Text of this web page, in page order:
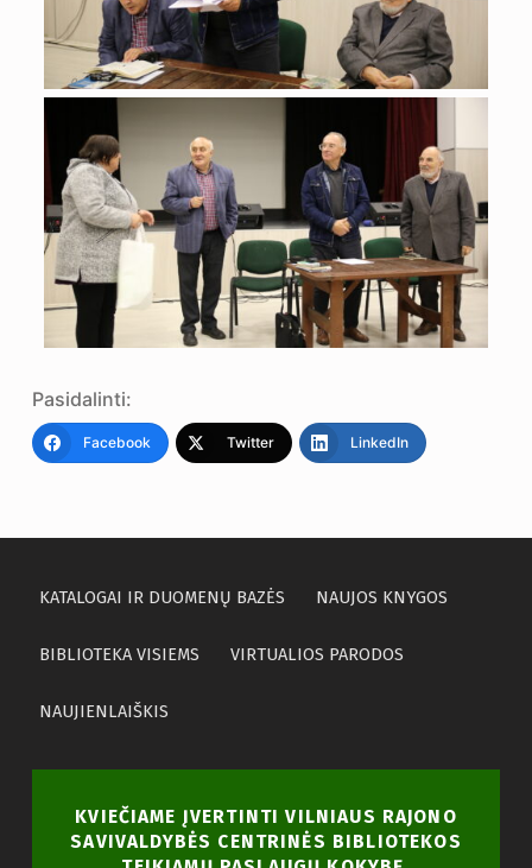
Pasidalinti:
Facebook Twitter LinkedIn
KATALOGAI IR DUOMENŲ BAZĖS NAUJOS KNYGOS
BIBLIOTEKA VISIEMS VIRTUALIOS PARODOS
NAUJIENLAIŠKIS
KVIEČIAME ĮVERTINTI VILNIAUS RAJONO
SAVIVALDYBĖS CENTRINĖS BIBLIOTEKOS